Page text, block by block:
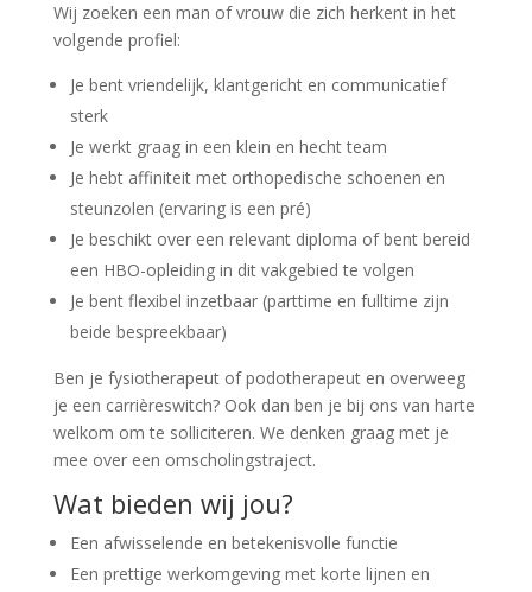
Wij zoeken een man of vrouw die zich herkent in het
volgende profiel:
Je bent vriendelijk, klantgericht en communicatief
sterk
Je werkt graag in een klein en hecht team
Je hebt affiniteit met orthopedische schoenen en
steunzolen (ervaring is een pré)
Je beschikt over een relevant diploma of bent bereid
een HBO-opleiding in dit vakgebied te volgen
Je bent flexibel inzetbaar (parttime en fulltime zijn
beide bespreekbaar)
Ben je fysiotherapeut of podotherapeut en overweeg
je een carrièreswitch? Ook dan ben je bij ons van harte
welkom om te solliciteren. We denken graag met je
mee over een omscholingstraject.
Wat bieden wij jou?
Een afwisselende en betekenisvolle functie
Een prettige werkomgeving met korte lijnen en